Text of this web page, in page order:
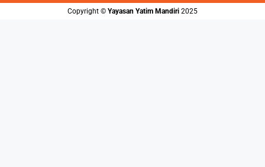
Copyright ©️ Yayasan Yatim Mandiri 2025